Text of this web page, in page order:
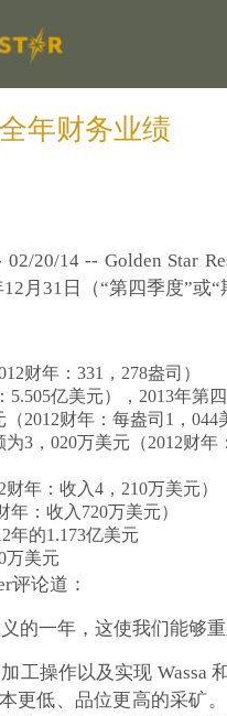
年财务业绩
20/14 -- Golden Star
12月31日（“第四季度”
财年：331，278盎司）
5.505亿美元），2013年第
2012财年：每盎司1，
3，020万美元（2012财年
年：收入4，210万美元）
：收入720万美元）
年的1.173亿美元
万美元
评论道：
的一年，这使我们能够
工操作以及实现 Wassa
更低、品位更高的采矿